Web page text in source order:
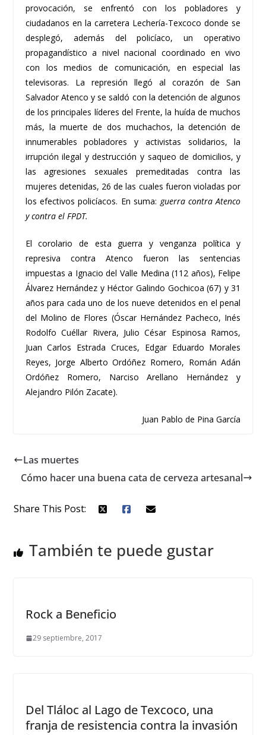
provocación, se enfrentó con los pobladores y
ciudadanos en la carretera Lechería-Texcoco donde se
desplegó, además del policíaco, un operativo
propagandístico a nivel nacional coordinado en vivo
con los medios de comunicación, en especial las
televisoras. La represión llegó al corazón de San
Salvador Atenco y se saldó con la detención de algunos
de los principales líderes del Frente, la huída de muchos
más, la muerte de dos muchachos, la detención de
innumerables pobladores y activistas solidarios, la
irrupción ilegal y destrucción y saqueo de domicilios, y
las agresiones sexuales premeditadas contra las
mujeres detenidas, 26 de las cuales fueron violadas por
los efectivos policíacos. En suma: guerra contra Atenco
y contra el FPDT.
El corolario de esta guerra y venganza política y
represiva contra Atenco fueron las sentencias
impuestas a Ignacio del Valle Medina (112 años), Felipe
Álvarez Hernández y Héctor Galindo Gochicoa (67) y 31
años para cada uno de los nueve detenidos en el penal
del Molino de Flores (Óscar Hernández Pacheco, Inés
Rodolfo Cuéllar Rivera, Julio César Espinosa Ramos,
Juan Carlos Estrada Cruces, Edgar Eduardo Morales
Reyes, Jorge Alberto Ordóñez Romero, Román Adán
Ordóñez Romero, Narciso Arellano Hernández y
Alejandro Pilón Zacate).
Juan Pablo de Pina García
Las muertes
Cómo hacer una buena cata de cerveza artesanal
Share This Post:
También te puede gustar
Rock a Beneficio
29 septiembre, 2017
Del Tláloc al Lago de Texcoco, una
franja de resistencia contra la invasión